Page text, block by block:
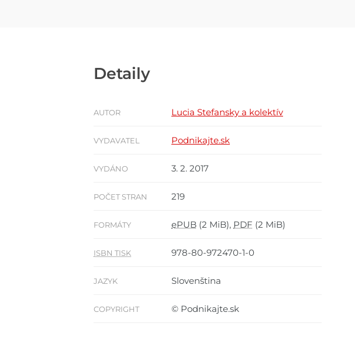
Detaily
AUTOR Lucia Stefansky a kolektív
VYDAVATEL Podnikajte.sk
VYDÁNO 3. 2. 2017
POČET STRAN 219
FORMÁTY ePUB (2 MiB), PDF (2 MiB)
ISBN TISK 978-80-972470-1-0
JAZYK Slovenština
COPYRIGHT © Podnikajte.sk